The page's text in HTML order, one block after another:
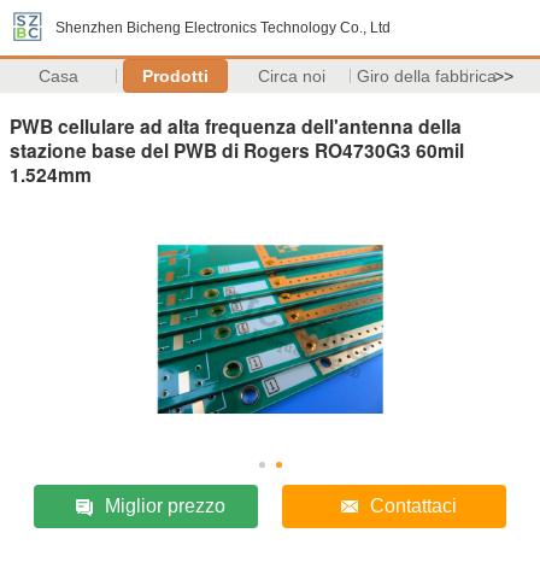
Shenzhen Bicheng Electronics Technology Co., Ltd
Casa Prodotti Circa noi Giro della fabbrica>>
PWB cellulare ad alta frequenza dell'antenna della
stazione base del PWB di Rogers RO4730G3 60mil
1.524mm
Miglior prezzo Contattaci